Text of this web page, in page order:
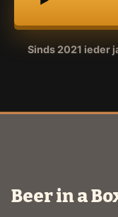
Sinds 2021 ieder
Beer in a